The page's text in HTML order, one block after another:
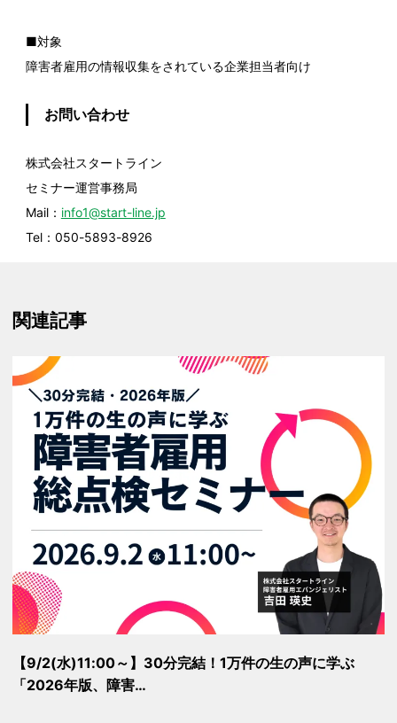
■対象
障害者雇用の情報収集をされている企業担当者向け
お問い合わせ
株式会社スタートライン
セミナー運営事務局
Mail： info1@start-line.jp
Tel：050-5893-8926
関連記事
【9/2(水)11:00～】30分完結！1万件の生の声に学ぶ
「2026年版、障害…